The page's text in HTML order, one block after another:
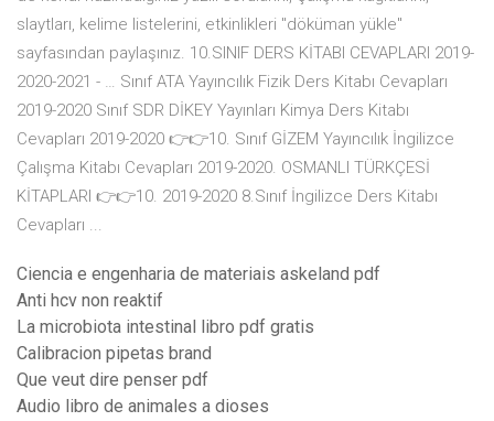
slaytları, kelime listelerini, etkinlikleri "döküman yükle"
sayfasından paylaşınız. 10.SINIF DERS KİTABI CEVAPLARI 2019-
2020-2021 - … Sınıf ATA Yayıncılık Fizik Ders Kitabı Cevapları
2019-2020 Sınıf SDR DİKEY Yayınları Kimya Ders Kitabı
Cevapları 2019-2020 👉👉10. Sınıf GİZEM Yayıncılık İngilizce
Çalışma Kitabı Cevapları 2019-2020. OSMANLI TÜRKÇESİ
KİTAPLARI 👉👉10. 2019-2020 8.Sınıf İngilizce Ders Kitabı
Cevapları ...
Ciencia e engenharia de materiais askeland pdf
Anti hcv non reaktif
La microbiota intestinal libro pdf gratis
Calibracion pipetas brand
Que veut dire penser pdf
Audio libro de animales a dioses